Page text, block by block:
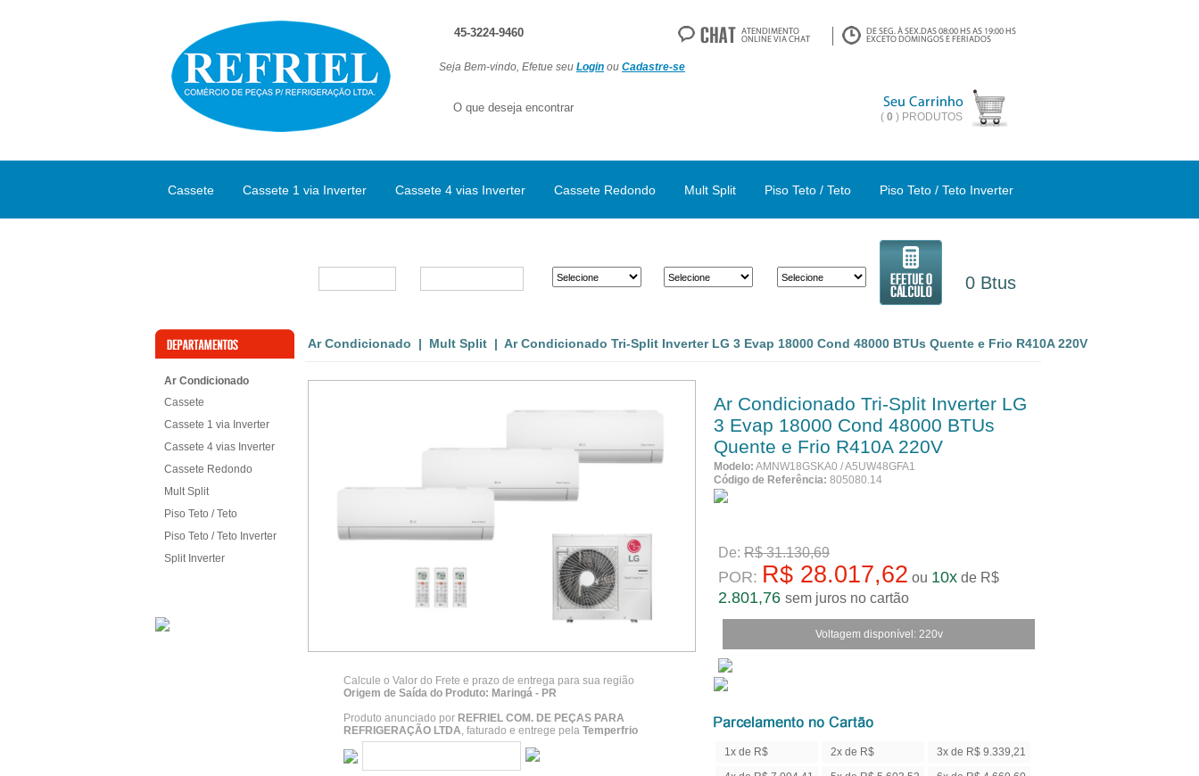
Seja Bem-vindo, Efetue seu Login ou Cadastre-se
45-3224-9460
( 0 ) PRODUTOS
Cassete Cassete 1 via Inverter Cassete 4 vias Inverter Cassete Redondo Mult Split Piso Teto / Teto Piso Teto / Teto Inverter
0 Btus
Ar Condicionado
Cassete
Cassete 1 via Inverter
Cassete 4 vias Inverter
Cassete Redondo
Mult Split
Piso Teto / Teto
Piso Teto / Teto Inverter
Split Inverter
Ar Condicionado | Mult Split | Ar Condicionado Tri-Split Inverter LG 3 Evap 18000 Cond 48000 BTUs Quente e Frio R410A 220V
Calcule o Valor do Frete e prazo de entrega para sua região
Origem de Saída do Produto: Maringá - PR
Produto anunciado por REFRIEL COM. DE PEÇAS PARA
REFRIGERAÇÃO LTDA, faturado e entrege pela Temperfrio
Ar Condicionado Tri-Split Inverter LG
3 Evap 18000 Cond 48000 BTUs
Quente e Frio R410A 220V
Modelo: AMNW18GSKA0 / A5UW48GFA1
Código de Referência: 805080.14
De: R$ 31.130,69
POR: R$ 28.017,62 ou 10x de R$
2.801,76 sem juros no cartão
Voltagem disponível: 220v
1x de R$
28.017,62
2x de R$
14.008,81
3x de R$ 9.339,21